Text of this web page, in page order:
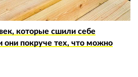
которые сшили себе
они покруче тех, что можно